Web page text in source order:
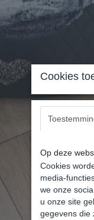
Cookies
Op deze
Cookies
media-
we onze
u onze site
gegevens die